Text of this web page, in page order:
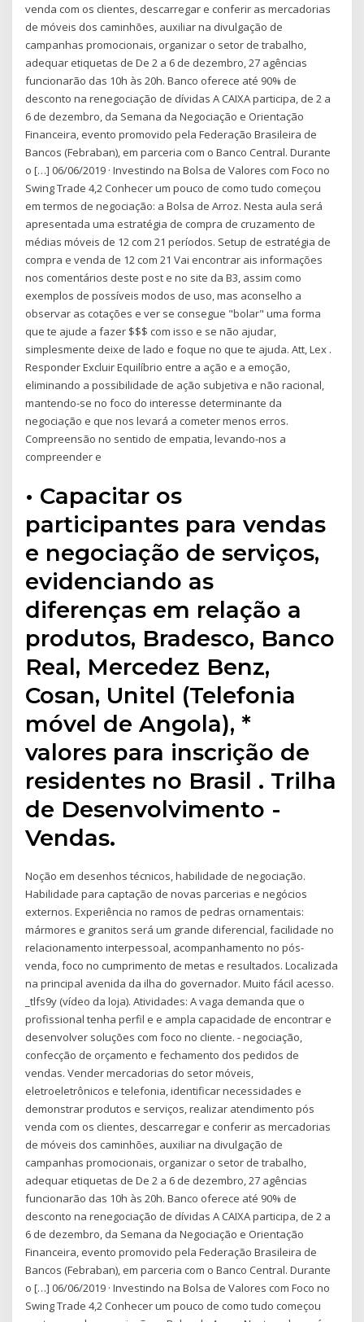
venda com os clientes, descarregar e conferir as mercadorias
de móveis dos caminhões, auxiliar na divulgação de
campanhas promocionais, organizar o setor de trabalho,
adequar etiquetas de De 2 a 6 de dezembro, 27 agências
funcionarão das 10h às 20h. Banco oferece até 90% de
desconto na renegociação de dívidas A CAIXA participa, de 2 a
6 de dezembro, da Semana da Negociação e Orientação
Financeira, evento promovido pela Federação Brasileira de
Bancos (Febraban), em parceria com o Banco Central. Durante
o […] 06/06/2019 · Investindo na Bolsa de Valores com Foco no
Swing Trade 4,2 Conhecer um pouco de como tudo começou
em termos de negociação: a Bolsa de Arroz. Nesta aula será
apresentada uma estratégia de compra de cruzamento de
médias móveis de 12 com 21 períodos. Setup de estratégia de
compra e venda de 12 com 21 Vai encontrar ais informações
nos comentários deste post e no site da B3, assim como
exemplos de possíveis modos de uso, mas aconselho a
observar as cotações e ver se consegue "bolar" uma forma
que te ajude a fazer $$$ com isso e se não ajudar,
simplesmente deixe de lado e foque no que te ajuda. Att, Lex .
Responder Excluir Equilíbrio entre a ação e a emoção,
eliminando a possibilidade de ação subjetiva e não racional,
mantendo-se no foco do interesse determinante da
negociação e que nos levará a cometer menos erros.
Compreensão no sentido de empatia, levando-nos a
compreender e
• Capacitar os
participantes para vendas
e negociação de serviços,
evidenciando as
diferenças em relação a
produtos, Bradesco, Banco
Real, Mercedez Benz,
Cosan, Unitel (Telefonia
móvel de Angola), *
valores para inscrição de
residentes no Brasil . Trilha
de Desenvolvimento -
Vendas.
Noção em desenhos técnicos, habilidade de negociação.
Habilidade para captação de novas parcerias e negócios
externos. Experiência no ramos de pedras ornamentais:
mármores e granitos será um grande diferencial, facilidade no
relacionamento interpessoal, acompanhamento no pós-
venda, foco no cumprimento de metas e resultados. Localizada
na principal avenida da ilha do governador. Muito fácil acesso.
_tlfs9y (vídeo da loja). Atividades: A vaga demanda que o
profissional tenha perfil e e ampla capacidade de encontrar e
desenvolver soluções com foco no cliente. - negociação,
confecção de orçamento e fechamento dos pedidos de
vendas. Vender mercadorias do setor móveis,
eletroeletrônicos e telefonia, identificar necessidades e
demonstrar produtos e serviços, realizar atendimento pós
venda com os clientes, descarregar e conferir as mercadorias
de móveis dos caminhões, auxiliar na divulgação de
campanhas promocionais, organizar o setor de trabalho,
adequar etiquetas de De 2 a 6 de dezembro, 27 agências
funcionarão das 10h às 20h. Banco oferece até 90% de
desconto na renegociação de dívidas A CAIXA participa, de 2 a
6 de dezembro, da Semana da Negociação e Orientação
Financeira, evento promovido pela Federação Brasileira de
Bancos (Febraban), em parceria com o Banco Central. Durante
o […] 06/06/2019 · Investindo na Bolsa de Valores com Foco no
Swing Trade 4,2 Conhecer um pouco de como tudo começou